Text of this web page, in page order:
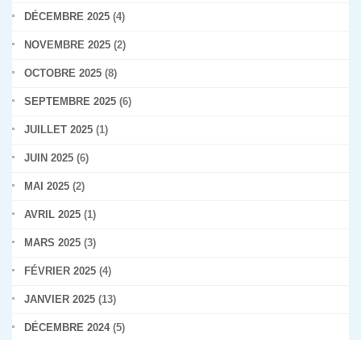
DÉCEMBRE 2025 (4)
NOVEMBRE 2025 (2)
OCTOBRE 2025 (8)
SEPTEMBRE 2025 (6)
JUILLET 2025 (1)
JUIN 2025 (6)
MAI 2025 (2)
AVRIL 2025 (1)
MARS 2025 (3)
FÉVRIER 2025 (4)
JANVIER 2025 (13)
DÉCEMBRE 2024(5)